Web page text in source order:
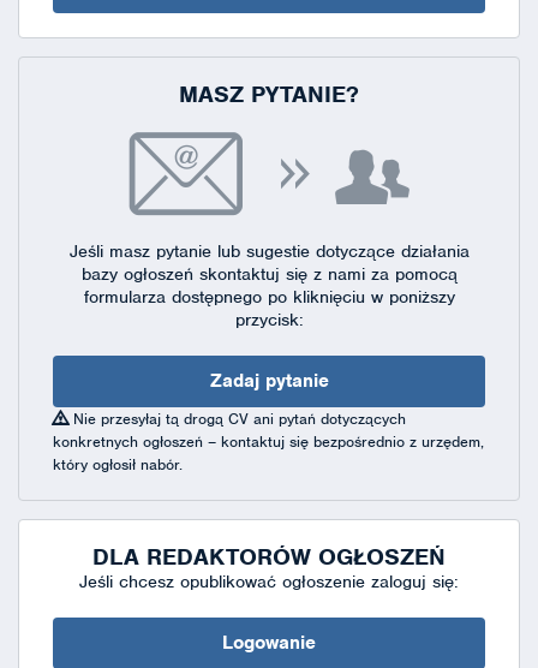
MASZ PYTANIE?
Jeśli masz pytanie lub sugestie dotyczące działania
bazy ogłoszeń skontaktuj się z nami za pomocą
formularza dostępnegopo kliknięciu w poniższy
przycisk:
Zadaj pytanie
Nie przesyłaj tą drogą CV ani pytań dotyczących
konkretnych ogłoszeń – kontaktuj się bezpośrednio z urzędem,
który ogłosił nabór.
DLA REDAKTORÓW OGŁOSZEŃ
Jeśli chcesz opublikować ogłoszenie zaloguj się:
Logowanie